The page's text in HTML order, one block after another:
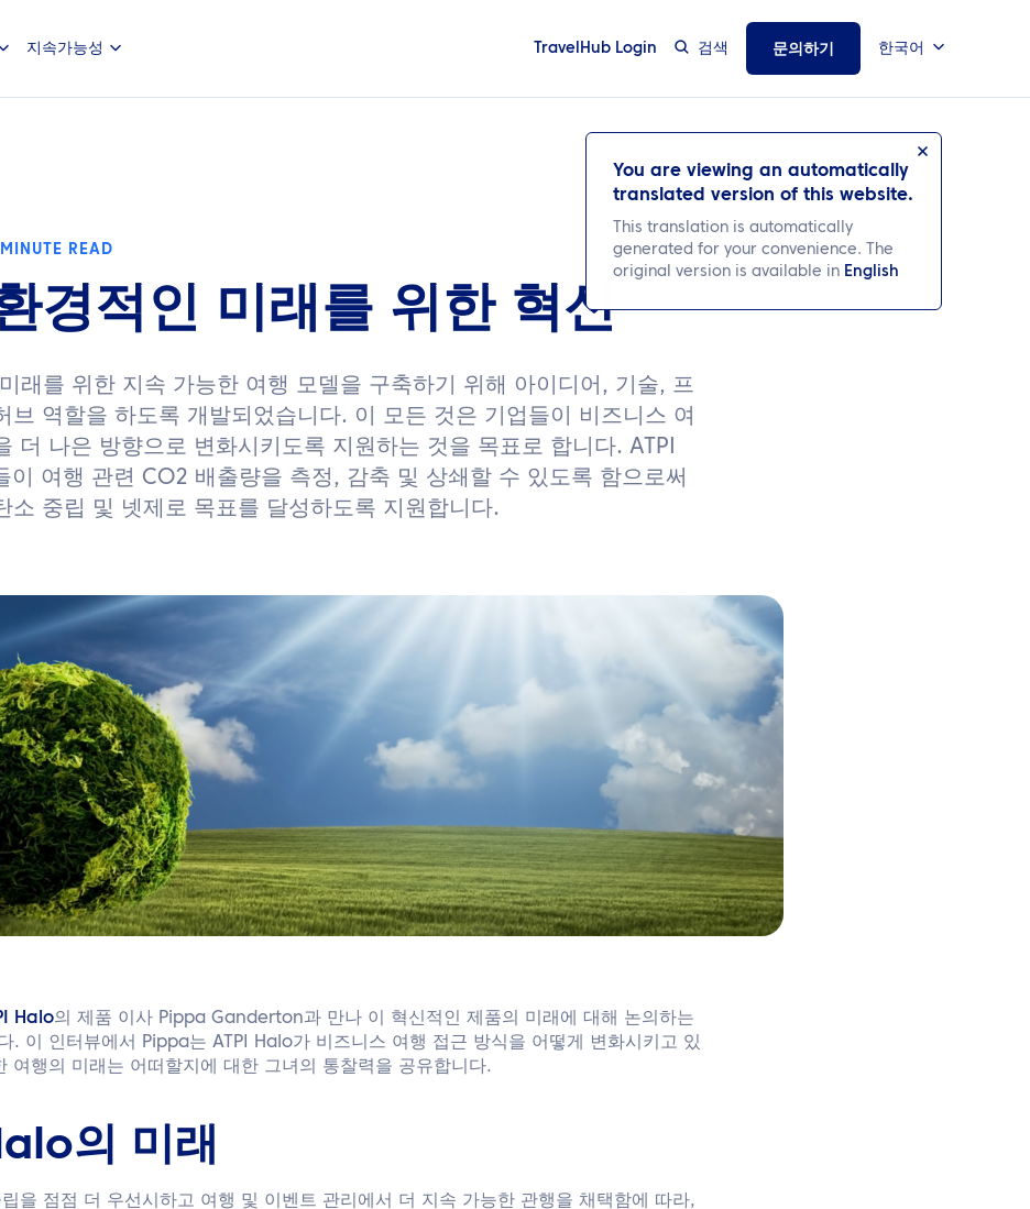
지속가능성 TravelHub Login 검색 문의하기 한국어
You are viewing an automatically
translated version of this website.
This translation is automatically
generated for your convenience. The
original version is available in English
READ
경적인 미래를 위한 혁신
래를 위한 지속 가능한 여행 모델을 구축하기 위해 아이디어, 기술, 프
브 역할을 하도록 개발되었습니다. 이 모든 것은 기업들이 비즈니스 여
더 나은 방향으로 변화시키도록 지원하는 것을 목표로 합니다. ATPI
이 여행 관련 CO2 배출량을 측정, 감축 및 상쇄할 수 있도록 함으로써
소 중립 및 넷제로 목표를 달성하도록 지원합니다.
Halo의 제품 이사 Pippa Ganderton과 만나 이 혁신적인 제품의 미래에 대해 논의하는
. 이 인터뷰에서 Pippa는 ATPI Halo가 비즈니스 여행 접근 방식을 어떻게 변화시키고 있
여행의 미래는 어떠할지에 대한 그녀의 통찰력을 공유합니다.
의 미래
을 점점 더 우선시하고 여행 및 이벤트 관리에서 더 지속 가능한 관행을 채택함에 따라,